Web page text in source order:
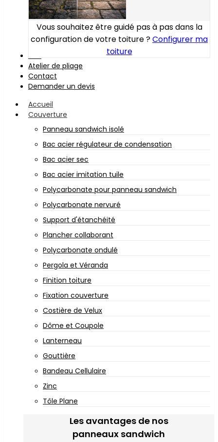
Vous souhaitez être guidé pas à pas dans la
configuration de votre toiture ?Configurer ma
toiture
Atelier de pliage
Contact
Demander un devis
Accueil
Couverture
Panneau sandwich isolé
Bac acier régulateur de condensation
Bac acier sec
Bac acier imitation tuile
Polycarbonate pour panneau sandwich
Polycarbonate nervuré
Support d'étanchéité
Plancher collaborant
Polycarbonate ondulé
Pergola et Véranda
Finition toiture
Fixation couverture
Costière de Velux
Dôme et Coupole
Lanterneau
Gouttière
Bandeau Cellulaire
Zinc
Tôle Plane
Les avantages de nos
panneaux sandwich